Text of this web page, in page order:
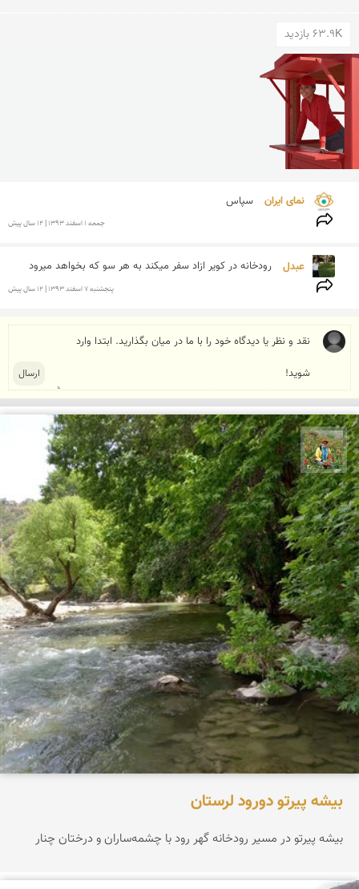
63.9K بازدید
نمای ایران سپاس
جمعه 1 اسفند 1393 | 12 سال پیش
عبدل رودخانه در کویر ازاد سفر میکند به هر سو که بخواهد میرود
پنجشنبه 7 اسفند 1393 | 12 سال پیش
اسفندیار خدایی
بیشه پیرتو دورود لرستان
بیشه پیرتو در مسیر رودخانه گهر رود با چشمه‌ساران و درختان چنار